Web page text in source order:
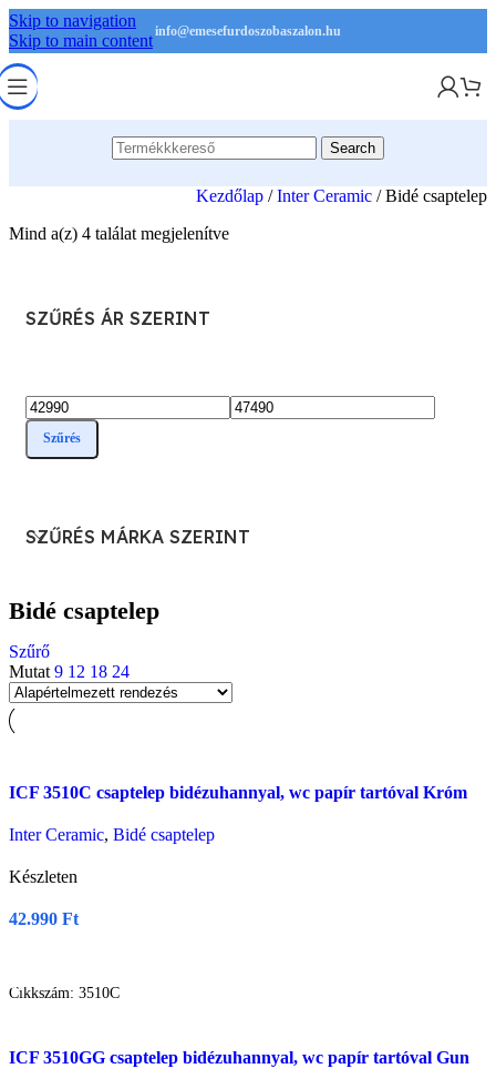
Skip to navigation
Skip to main contentinfo@emesefurdoszobaszalon.hu
Search
Kezdőlap / Inter Ceramic / Bidé csaptelep
Mind a(z) 4 találat megjelenítve
SZŰRÉS ÁR SZERINT
Min
ár
Max
ár
Szűrés
SZŰRÉS MÁRKA SZERINT
Bidé csaptelep
Szűrő
Mutat 9 12 18 24
Gyors nézet
ICF 3510C csaptelep bidézuhannyal, wc papír tartóval Króm
Inter Ceramic, Bidé csaptelep
Készleten
42.990 Ft
Cikkszám: 3510C
Gyors nézet
ICF 3510GG csaptelep bidézuhannyal, wc papír tartóval Gun